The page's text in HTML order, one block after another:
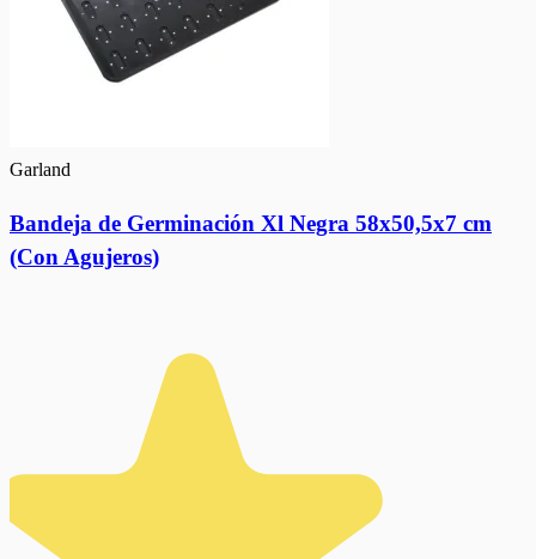
Garland
Bandeja de Germinación Xl Negra 58x50,5x7 cm
(Con Agujeros)